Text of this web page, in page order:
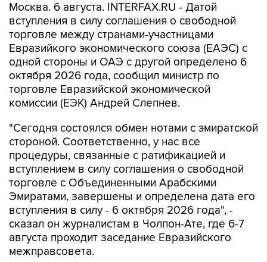
Москва. 6 августа. INTERFAX.RU - Датой
вступления в силу соглашения о свободной
торговле между странами-участницами
Евразийкого экономического союза (ЕАЭС) с
одной стороны и ОАЭ с другой определено 6
октября 2026 года, сообщил министр по
торговле Евразийской экономической
комиссии (ЕЭК) Андрей Слепнев.
"Сегодня состоялся обмен нотами с эмиратской
стороной. Соответственно, у нас все
процедуры, связанные с ратификацией и
вступлением в силу соглашения о свободной
торговле с Объединенными Арабскими
Эмиратами, завершены и определена дата его
вступления в силу - 6 октября 2026 года", -
сказал он журналистам в Чолпон-Ате, где 6-7
августа проходит заседание Евразийского
межправсовета.